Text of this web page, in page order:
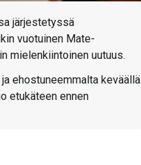
järjestetyssä
vuotuinen Mate-
mielenkiintoinen uutuus.
ehostuneemmalta keväällä
etukäteen ennen